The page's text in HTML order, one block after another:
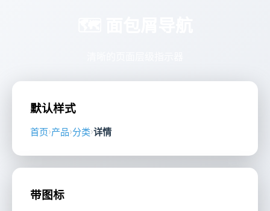
默认样式
首页›产品›分类›详情
带图标